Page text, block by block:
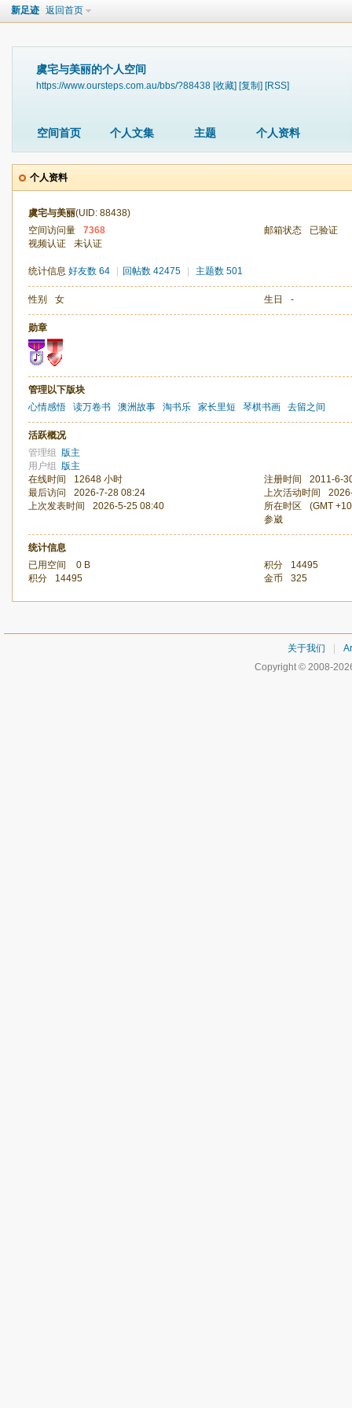
新足迹 返回首页
虞宅与美丽的个人空间
https://www.oursteps.com.au/bbs/?88438 [收藏] [复制] [RSS]
空间首页 个人文集 主题 个人资料
个人资料
虞宅与美丽(UID: 88438)
空间访问量
7368 邮箱状态
已验证
视频认证
未认证
统计信息 好友数 64 回帖数 42475 主题数 501
性别 女 生日 -
勋章
管理以下版块
心情感悟
读万卷书 澳洲故事 淘书乐 家长里短 琴棋书画 去留之间
活跃概况
管理组 版主
用户组 版主
在线时间
12648 小时 注册时间
2011-6-
最后访问
2026-7-28 08:24 上次活动时间
上次发表时间
2026-5-25 08:40 所在时区
(GMT
参崴
统计信息
已用空间
0 B 积分
14495
积分
14495 金币 325
关于我们
Copyright © 2008-